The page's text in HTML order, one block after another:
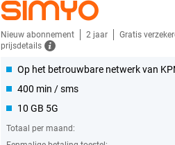
Nieuw abonnement 2 jaar
Gratis
prijsdetails
Op het betrouwbare netwerk van
400 min / sms
10 GB 5G
Totaal per maand: